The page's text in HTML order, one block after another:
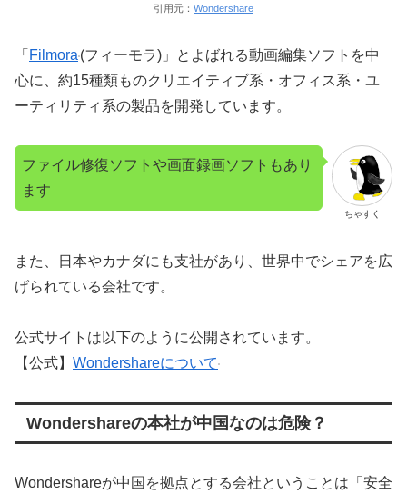
引用元： Wondershare
「 Filmora(フィーモラ)」とよばれる動画編集ソフトを中
心に、約15種類ものクリエイティブ系・オフィス系・ユ
ーティリティ系の製品を開発しています。
ちゃすく
ファイル修復ソフトや画面録画ソフトもあり
ます
また、日本やカナダにも支社があり、世界中でシェアを広
げられている会社です。
公式サイトは以下のように公開されています。
【公式】 Wondershareについて
Wondershareの本社が中国なのは危険？
Wondershareが中国を拠点とする会社ということは「安全